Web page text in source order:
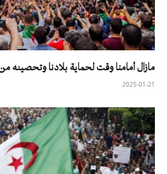
مازال أمامنا وقت لحماية بلادنا وتحصينه
2025-01-21